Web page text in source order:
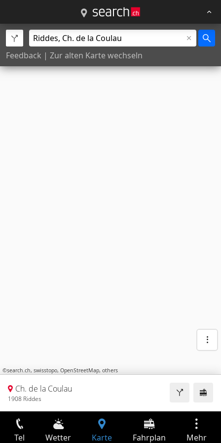
Feedback | Zur alten Karte wechseln
©search.ch, swisstopo, OpenStreetMap, others
Ch. de la Coulau
1908 Riddes
Tel Wetter Karte Fahrplan Mehr